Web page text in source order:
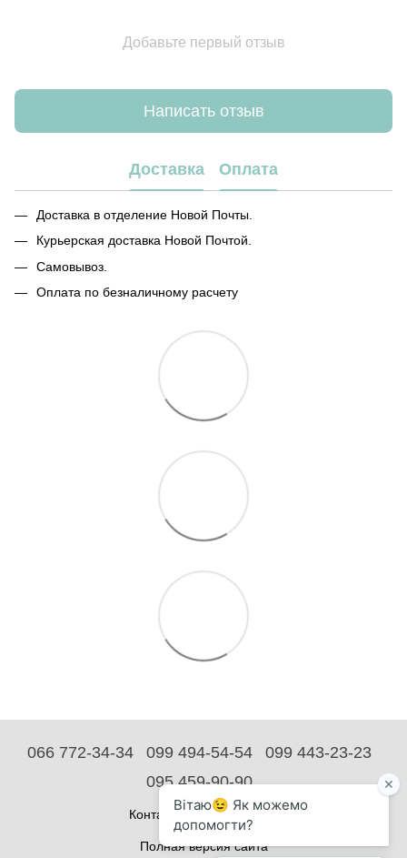
Добавьте первый отзыв
Написать отзыв
Доставка Оплата
Доставка в отделение Новой Почты.
Курьерская доставка Новой Почтой.
Самовывоз.
Оплата по безналичному расчету
066 772-34-34 099 494-54-54
099 443-23-23
095 459-90-90
Контактная информация
Полная версия сайта